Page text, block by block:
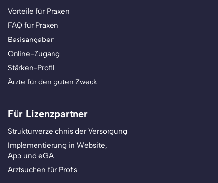
Vorteile für Praxen
FAQ für Praxen
Basisangaben
Online-Zugang
Stärken-Profil
Ärzte für den guten Zweck
Für Lizenzpartner
Strukturverzeichnis der Versorgung
Implementierung in Website,
App und eGA
Arztsuchen für Profis